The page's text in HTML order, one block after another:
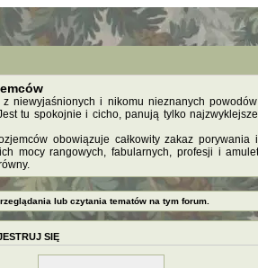
z niewyjaśnionych i nikomu nieznanych
tu spokojnie i cicho, panują tylko
obowiązuje całkowity zakaz porywania
mocy rangowych, fabularnych, profesji i
lub czytania tematów na tym forum.
SIĘ